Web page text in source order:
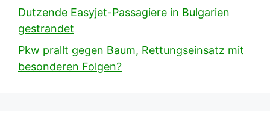
Dutzende Easyjet-Passagiere in Bulgarien
gestrandet
Pkw prallt gegen Baum, Rettungseinsatz mit
besonderen Folgen?